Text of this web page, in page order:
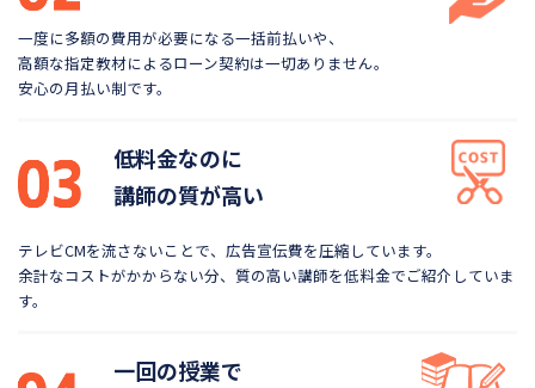
一度に多額の費用が必要になる一括前払いや、
高額な指定教材によるローン契約は一切ありません。
安心の月払い制です。
低料金なのに
講師の質が高い
テレビCMを流さないことで、広告宣伝費を圧縮しています。
余計なコストがかからない分、質の高い講師を低料金でご紹介していま
す。
一回の授業で